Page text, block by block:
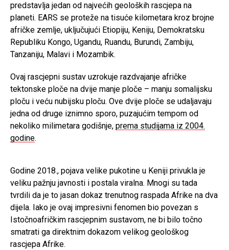
predstavlja jedan od najvećih geoloških rascjepa na
planeti. EARS se proteže na tisuće kilometara kroz brojne
afričke zemlje, uključujući Etiopiju, Keniju, Demokratsku
Republiku Kongo, Ugandu, Ruandu, Burundi, Zambiju,
Tanzaniju, Malavi i Mozambik.
Ovaj rascjepni sustav uzrokuje razdvajanje afričke
tektonske ploče na dvije manje ploče – manju somalijsku
ploču i veću nubijsku ploču. Ove dvije ploče se udaljavaju
jedna od druge iznimno sporo, puzajućim tempom od
nekoliko milimetara godišnje, prema studijama iz 2004.
godine.
Godine 2018., pojava velike pukotine u Keniji privukla je
veliku pažnju javnosti i postala viralna. Mnogi su tada
tvrdili da je to jasan dokaz trenutnog raspada Afrike na dva
dijela. Iako je ovaj impresivni fenomen bio povezan s
Istočnoafričkim rascjepnim sustavom, ne bi bilo točno
smatrati ga direktnim dokazom velikog geološkog
rascjepa Afrike.